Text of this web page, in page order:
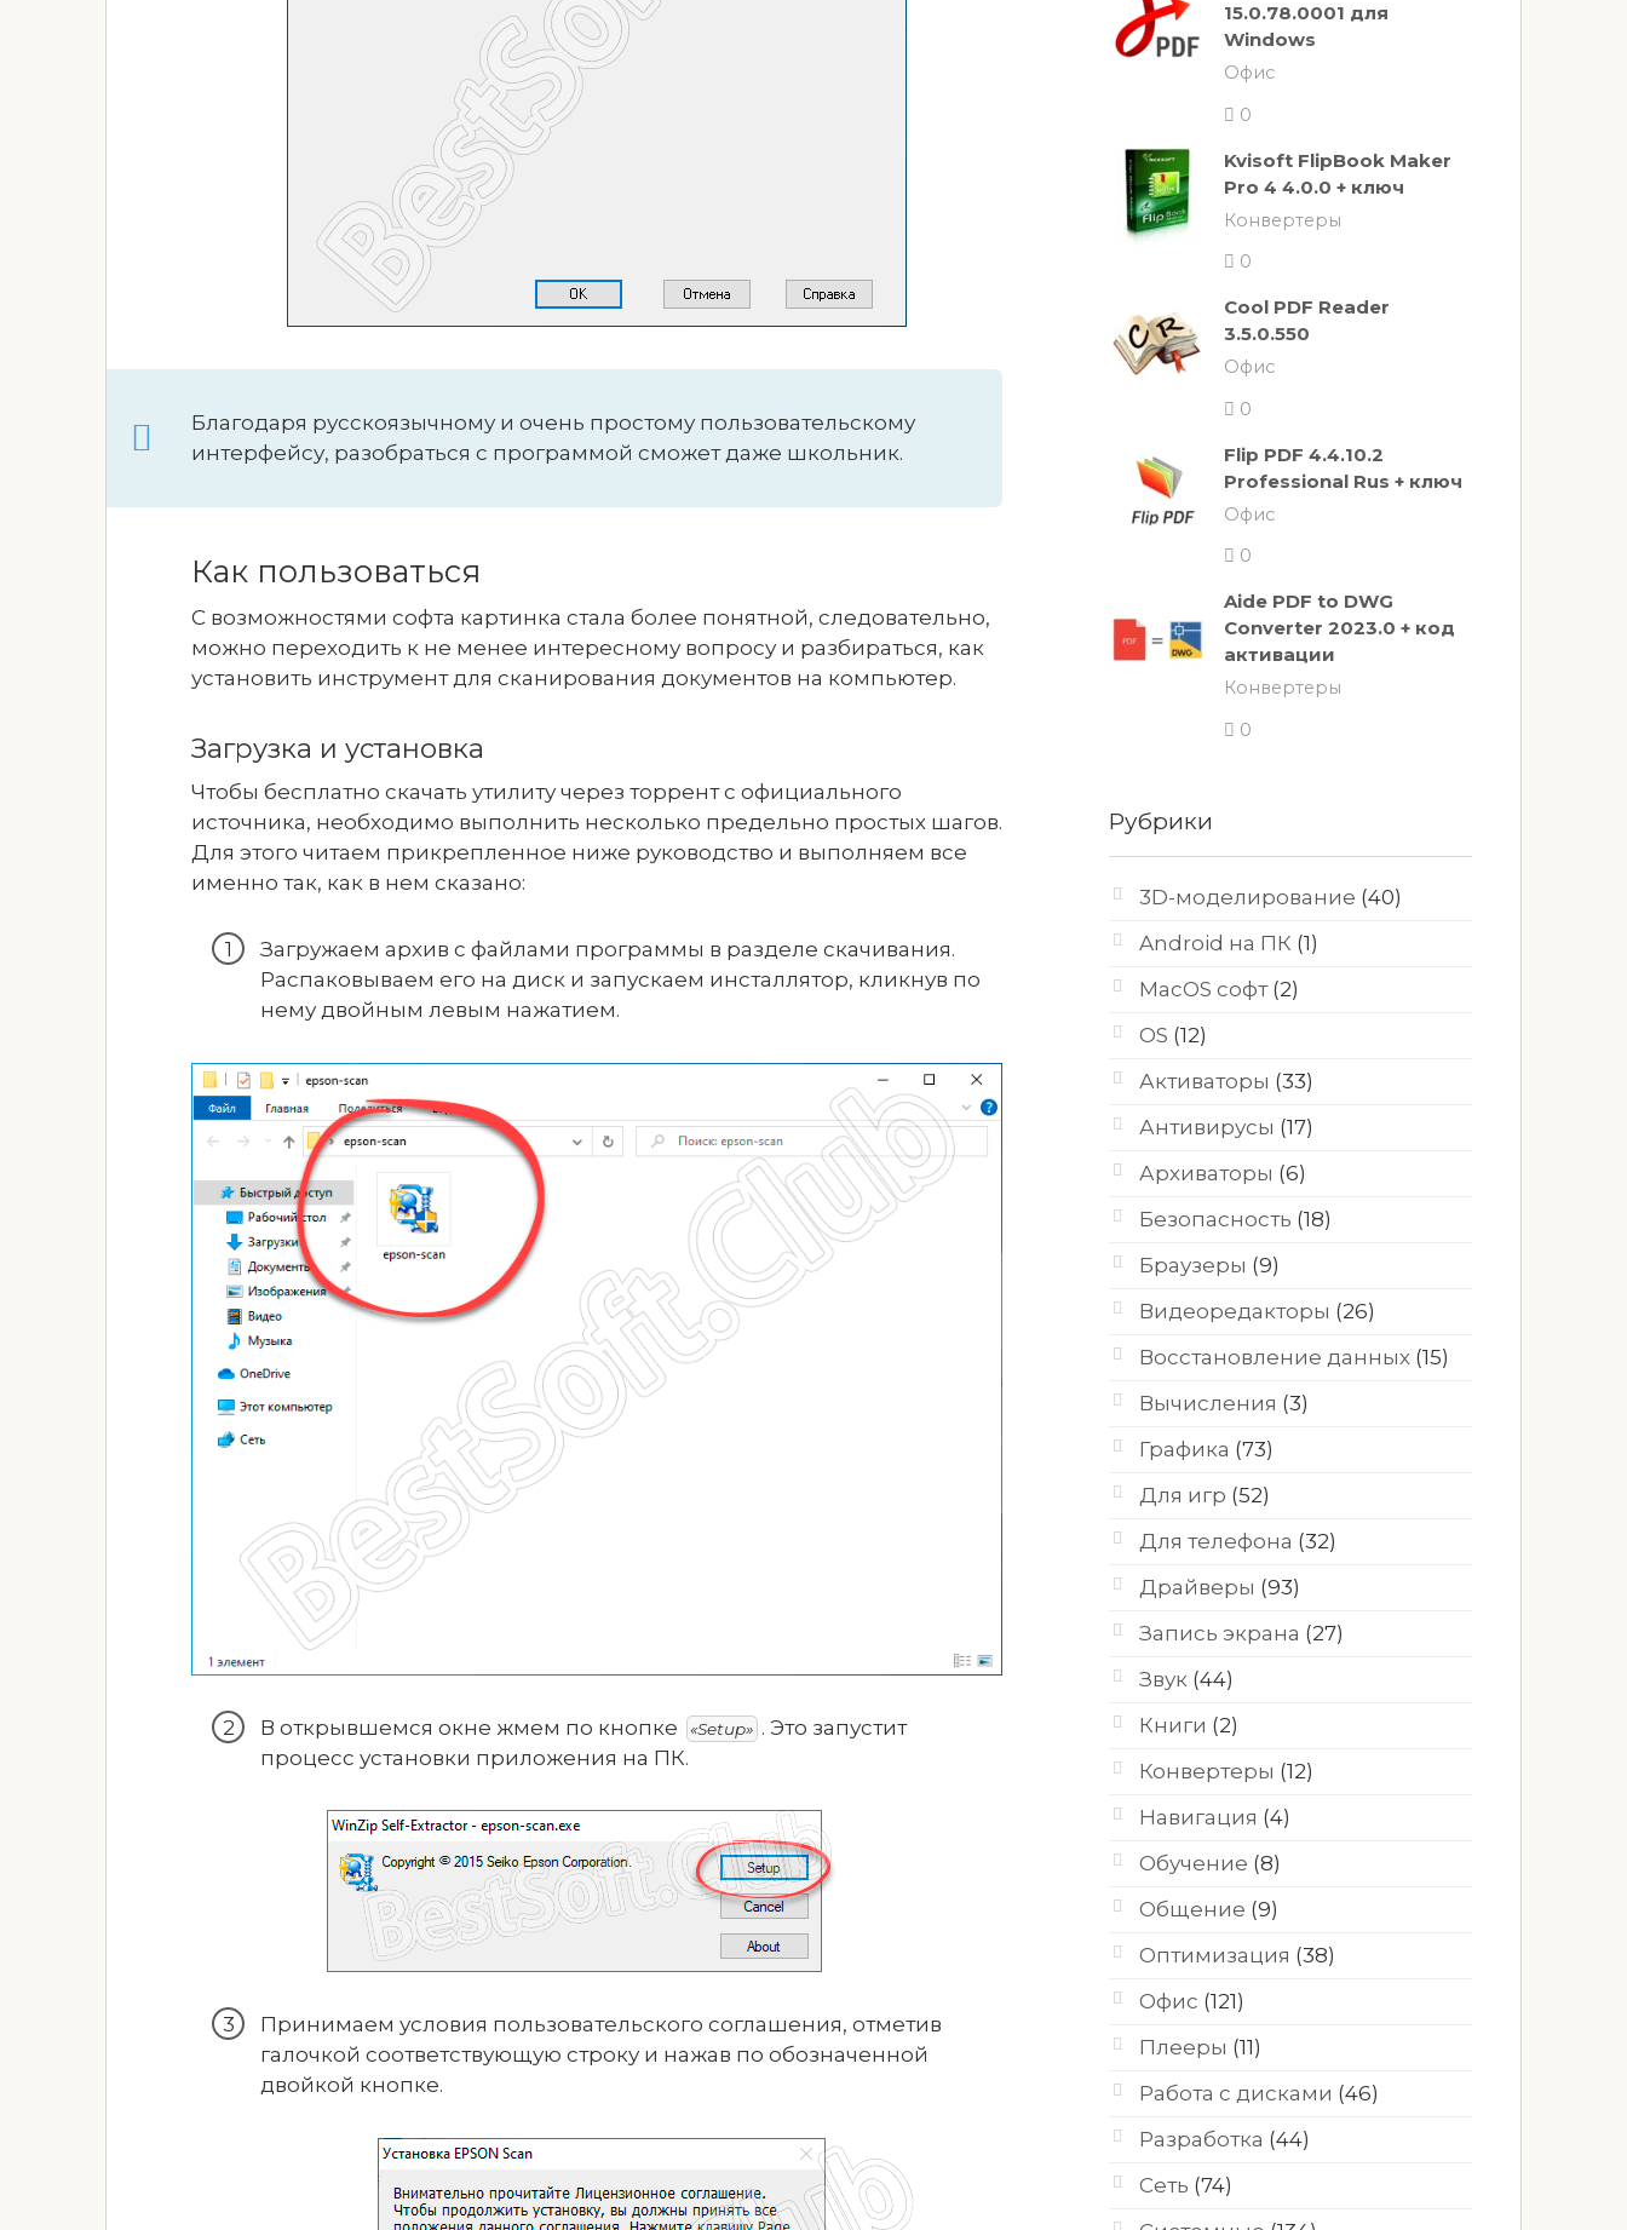
Благодаря русскоязычному и очень простому пользовательскому
интерфейсу, разобраться с программой сможет даже школьник.
Как пользоваться
С возможностями софта картинка стала более понятной, следовательно,
можно переходить к не менее интересному вопросу и разбираться, как
установить инструмент для сканирования документов на компьютер.
Загрузка и установка
Чтобы бесплатно скачать утилиту через торрент с официального
источника, необходимо выполнить несколько предельно простых шагов.
Для этого читаем прикрепленное ниже руководство и выполняем все
именно так, как в нем сказано:
Загружаем архив с файлами программы в разделе скачивания.
Распаковываем его на диск и запускаем инсталлятор, кликнув по
нему двойным левым нажатием.
В открывшемся окне жмем по кнопке «Setup» . Это запустит
процесс установки приложения на ПК.
Принимаем условия пользовательского соглашения, отметив
галочкой соответствующую строку и нажав по обозначенной
двойкой кнопке.
15.0.78.0001 для
Windows
Офис
0
Kvisoft FlipBook Maker
Pro 4 4.0.0 + ключ
Конвертеры
0
Cool PDF Reader
3.5.0.550
Офис
0
Flip PDF 4.4.10.2
Professional Rus + ключ
Офис
0
Aide PDF to DWG
Converter 2023.0 + код
активации
Конвертеры
0
Рубрики
3D-моделирование (40)
Android на ПК (1)
MacOS софт(2)
OS (12)
Активаторы (33)
Антивирусы (17)
Архиваторы (6)
Безопасность (18)
Браузеры (9)
Видеоредакторы (26)
Восстановление данных (15)
Вычисления (3)
Графика (73)
Для игр (52)
Для телефона (32)
Драйверы (93)
Запись экрана (27)
Звук (44)
Книги (2)
Конвертеры (12)
Навигация (4)
Обучение (8)
Общение (9)
Оптимизация (38)
Офис (121)
Плееры (11)
Работа с дисками (46)
Разработка (44)
Сеть (74)